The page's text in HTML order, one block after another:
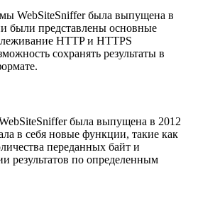
WebSiteSniffer была выпущена в
были представлены основные
HTTP и HTTPS
сохранять результаты в
была выпущена в 2012
в себя новые функции, такие как
переданных байт и
результатов по определенным